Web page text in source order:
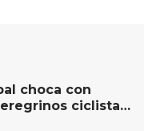
choca con
ciclistas
Querétaro